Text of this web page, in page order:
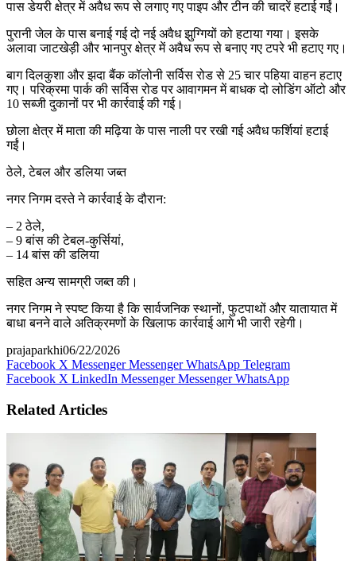
पास डेयरी क्षेत्र में अवैध रूप से लगाए गए पाइप और टीन की चादरें हटाई गईं।
पुरानी जेल के पास बनाई गई दो नई अवैध झुग्गियों को हटाया गया। इसके
अलावा जाटखेड़ी और भानपुर क्षेत्र में अवैध रूप से बनाए गए टपरे भी हटाए गए।
बाग दिलकुशा और झदा बैंक कॉलोनी सर्विस रोड से 25 चार पहिया वाहन हटाए
गए। परिक्रमा पार्क की सर्विस रोड पर आवागमन में बाधक दो लोडिंग ऑटो और
10 सब्जी दुकानों पर भी कार्रवाई की गई।
छोला क्षेत्र में माता की मढ़िया के पास नाली पर रखी गई अवैध फर्शियां हटाई
गईं।
ठेले, टेबल और डलिया जब्त
नगर निगम दस्ते ने कार्रवाई के दौरान:
– 2 ठेले,
– 9 बांस की टेबल-कुर्सियां,
– 14 बांस की डलिया
सहित अन्य सामग्री जब्त की।
नगर निगम ने स्पष्ट किया है कि सार्वजनिक स्थानों, फुटपाथों और यातायात में
बाधा बनने वाले अतिक्रमणों के खिलाफ कार्रवाई आगे भी जारी रहेगी।
prajaparkhi06/22/2026
Facebook X Messenger Messenger WhatsApp Telegram
Facebook X LinkedIn Messenger Messenger WhatsApp
Related Articles